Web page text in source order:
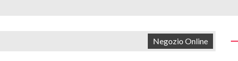
Negozio Online